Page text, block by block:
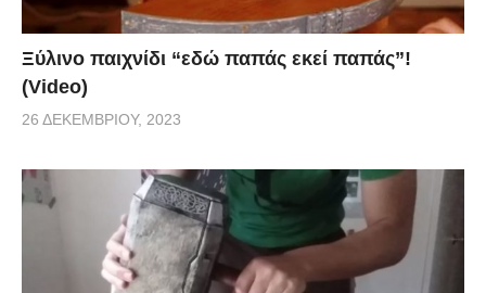
Ξύλινο παιχνίδι “εδώ παπάς εκεί παπάς”!
(Video)
26 ΔΕΚΕΜΒΡΊΟΥ, 2023